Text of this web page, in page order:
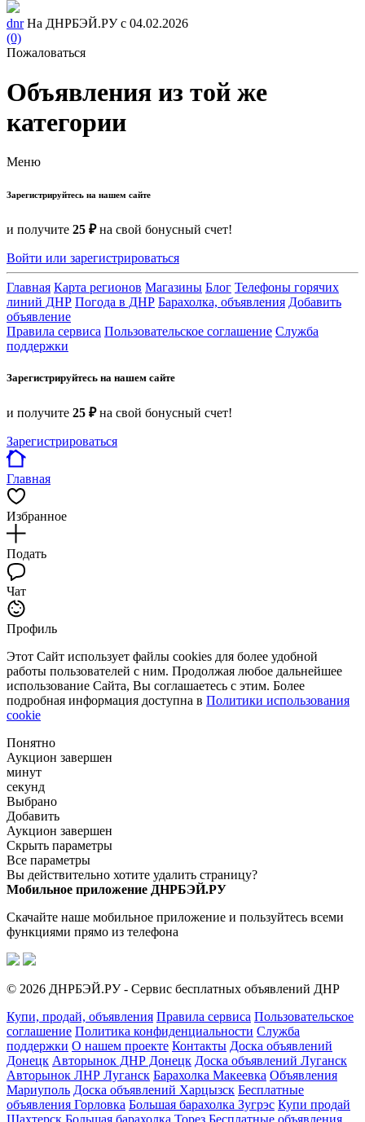
dnr На ДНРБЭЙ.РУ с 04.02.2026
(0)
Пожаловаться
Объявления из той же
категории
Меню
Зарегистрируйтесь на нашем сайте
и получите 25 ₽на свой бонусный счет!
Войти или зарегистрироваться
Главная Карта регионов Магазины Блог Телефоны горячих
линий ДНР Погода в ДНР Барахолка, объявления Добавить
объявление
Правила сервиса Пользовательское соглашение Служба
поддержки
Зарегистрируйтесь на нашем сайте
и получите 25 ₽на свой бонусный счет!
Зарегистрироваться
Главная
Избранное
Подать
Чат
Профиль
Этот Сайт использует файлы cookies для более удобной
работы пользователей с ним. Продолжая любое дальнейшее
использование Сайта, Вы соглашаетесь с этим. Более
подробная информация доступна в Политики использования
cookie
Понятно
Аукцион завершен
минут
секунд
Выбрано
Добавить
Аукцион завершен
Скрыть параметры
Все параметры
Вы действительно хотите удалить страницу?
Мобильное приложение ДНРБЭЙ.РУ
Скачайте наше мобильное приложение и пользуйтесь всеми
функциями прямо из телефона
© 2026 ДНРБЭЙ.РУ - Сервис бесплатных объявлений ДНР
Купи, продай, объявления Правила сервиса Пользовательское
соглашение Политика конфиденциальности Служба
поддержки О нашем проекте Контакты Доска объявлений
Донецк Авторынок ДНР Донецк Доска объявлений Луганск
Авторынок ЛНР Луганск Барахолка Макеевка Объявления
Мариуполь Доска объявлений Харцызск Бесплатные
объявления Горловка Большая барахолка Зугрэс Купи продай
Шахтерск Большая барахолка Торез Бесплатные объявления